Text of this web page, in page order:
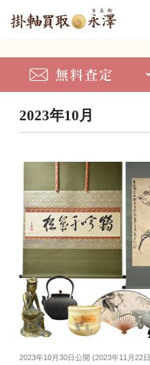
2023年10月
2023年10月30日公開 (2023年11月22日